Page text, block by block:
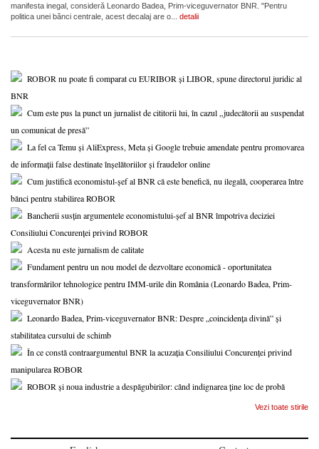
manifesta inegal, consideră Leonardo Badea, Prim-viceguvernator BNR. "Pentru
politica unei bănci centrale, acest decalaj are o... detalii
ROBOR nu poate fi comparat cu EURIBOR și LIBOR, spune directorul juridic al
BNR
Cum este pus la punct un jurnalist de cititorii lui, în cazul „judecătorii au suspendat
un comunicat de presă”
La fel ca Temu și AliExpress, Meta și Google trebuie amendate pentru promovarea
de informații false destinate înșelătoriilor și fraudelor online
Cum justifică economistul-șef al BNR că este benefică, nu ilegală, cooperarea între
bănci pentru stabilirea ROBOR
Bancherii susțin argumentele economistului-șef al BNR împotriva deciziei
Consiliului Concurenței privind ROBOR
Acesta nu este jurnalism de calitate
Fundament pentru un nou model de dezvoltare economică - oportunitatea
transformărilor tehnologice pentru IMM-urile din România (Leonardo Badea, Prim-
viceguvernator BNR)
Leonardo Badea, Prim-viceguvernator BNR: Despre „coincidența divină” și
stabilitatea cursului de schimb
În ce constă contraargumentul BNR la acuzația Consiliului Concurenței privind
manipularea ROBOR
ROBOR și noua industrie a despăgubirilor: când indignarea ține loc de probă
Vezi toate stirile